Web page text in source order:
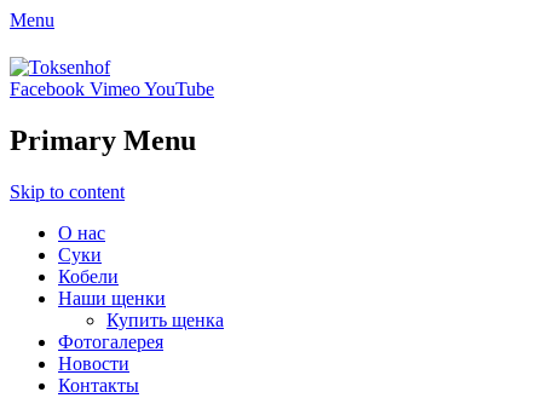
Menu
Toksenhof
Питомник немецких овчарок элитного
разведения
Facebook VimeoYouTube
Primary Menu
Skip to content
О нас
Суки
Кобели
Наши щенки
Купить щенка
Фотогалерея
Новости
Контакты